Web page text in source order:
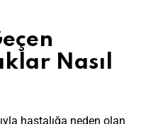
Nasıl
hastalığa neden olan